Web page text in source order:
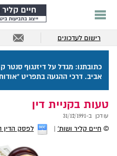
חיים
ייצוג בתביעות
רישום לעדכונים
אביב. דרכי ההגעה בתפריט
טעות בקניית דין
עודכן ב-31/12/1991
© חיים קליר ושות' לפסק הדין